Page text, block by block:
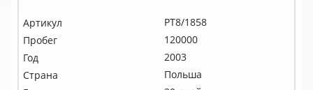
Артикул
PT8/1858
Пробег
120000
Год
2003
Страна
Польша